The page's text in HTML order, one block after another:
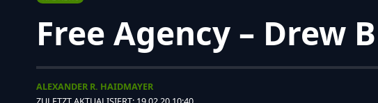
Free Agency – Drew
ALEXANDER R. HAIDMAYER